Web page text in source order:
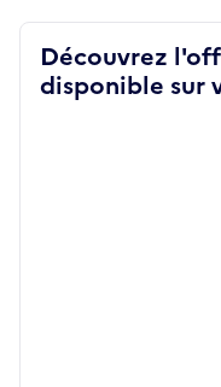
Découvrez
disponible